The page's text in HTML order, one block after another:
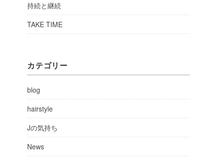
持続と継続
TAKE TIME
カテゴリー
blog
hairstyle
Jの気持ち
News